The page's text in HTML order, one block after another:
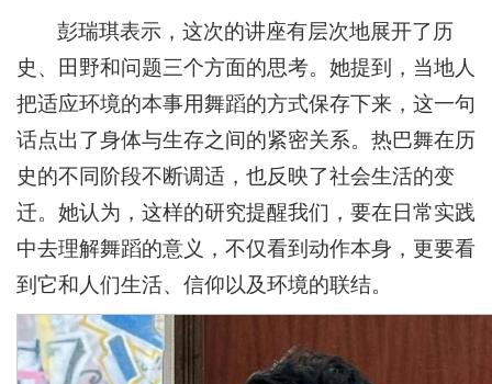
彭瑞琪表示，这次的讲座有层次地展开了历
史、田野和问题三个方面的思考。她提到，当地人
把适应环境的本事用舞蹈的方式保存下来，这一句
话点出了身体与生存之间的紧密关系。热巴舞在历
史的不同阶段不断调适，也反映了社会生活的变
迁。她认为，这样的研究提醒我们，要在日常实践
中去理解舞蹈的意义，不仅看到动作本身，更要看
到它和人们生活、信仰以及环境的联结。